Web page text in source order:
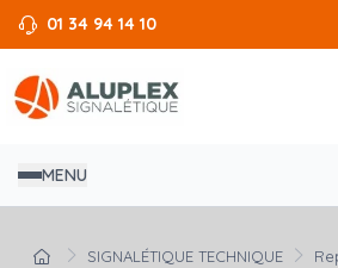
01 34 94 14 10
MENU
SIGNALÉTIQUE TECHNIQUE